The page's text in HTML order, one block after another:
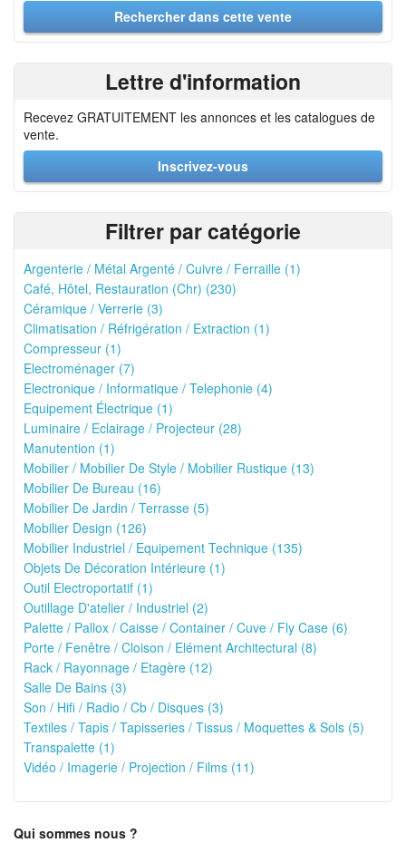
Lettre d'information
Recevez GRATUITEMENT les annonces et les catalogues de
vente.
Inscrivez-vous
Filtrer par catégorie
Argenterie / Métal Argenté / Cuivre / Ferraille (1)
Café, Hôtel, Restauration (Chr) (230)
Céramique / Verrerie (3)
Climatisation / Réfrigération / Extraction (1)
Compresseur (1)
Electroménager (7)
Electronique / Informatique / Telephonie (4)
Equipement Électrique (1)
Luminaire / Eclairage / Projecteur (28)
Manutention (1)
Mobilier / Mobilier De Style / Mobilier Rustique (13)
Mobilier De Bureau (16)
Mobilier De Jardin / Terrasse (5)
Mobilier Design (126)
Mobilier Industriel / Equipement Technique (135)
Objets De Décoration Intérieure (1)
Outil Electroportatif (1)
Outillage D'atelier / Industriel (2)
Palette / Pallox / Caisse / Container / Cuve / Fly Case (6)
Porte / Fenêtre / Cloison / Elément Architectural (8)
Rack / Rayonnage / Etagère (12)
Salle De Bains (3)
Son / Hifi / Radio / Cb / Disques (3)
Textiles / Tapis / Tapisseries / Tissus / Moquettes & Sols (5)
Transpalette (1)
Vidéo / Imagerie / Projection / Films (11)
Qui sommes nous ?